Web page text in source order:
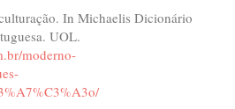
In Michaelis Dicionário
UOL.
moderno-